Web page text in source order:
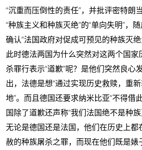
“沉重而压倒性的责任”，并批评密特朗
“种族主义和种族灭绝”的“单向失明”，
确认“法国政府对促成可预见的种族灭绝
此时德法两国为什么突然对这两个国
杀罪行表示“道歉”呢？是他们突然良心
出，法德是想“通过实现历史救赎，重
地”。而且德国还要求纳米比亚“不得借
国除了道歉还声称“我们法国绝不是种族
无论是德国还是法国，他们在历史上都
赦的种族屠杀之罪，而现在他们既是婊